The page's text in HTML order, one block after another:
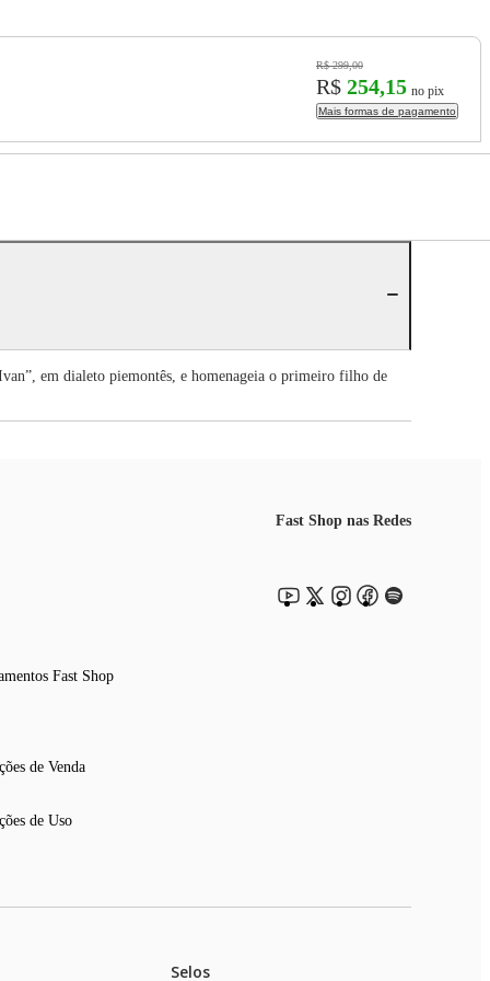
R$ 299,00
R$ 254,15 no pix
Mais formas de pagamento
em dialeto piemontês, e homenageia o primeiro filho de
Fast Shop
de Venda
de Uso
Fast Shop nas Redes
Selos